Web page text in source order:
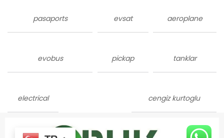
pasaports evsat aeroplane
evobus pickap tanklar
electrical cengiz kurtoglu